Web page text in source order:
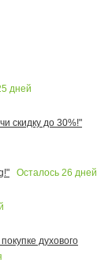
дней
скидку до 30%!"
Осталось 26 дней
духового